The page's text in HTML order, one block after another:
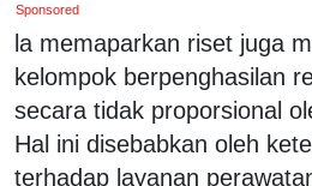
Sponsored
la memaparkan riset juga
kelompok berpenghasilan
secara tidak proporsional
Hal ini disebabkan oleh
terhadap layanan